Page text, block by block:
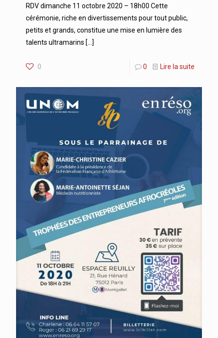
RDV dimanche 11 octobre 2020 – 18h00 Cette
cérémonie, riche en divertissements pour tout public,
petits et grands, constitue une mise en lumière des
talents ultramarins […]
0 0 Lire la suite